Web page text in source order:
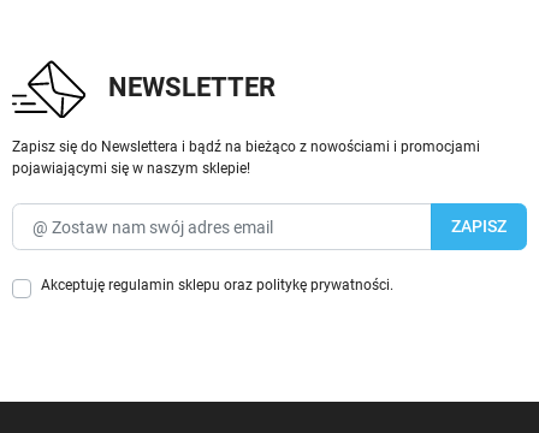
NEWSLETTER
Zapisz się do Newslettera i bądź na bieżąco z nowościami i promocjami
pojawiającymi się w naszym sklepie!
Akceptuję regulamin sklepu oraz politykę prywatności.